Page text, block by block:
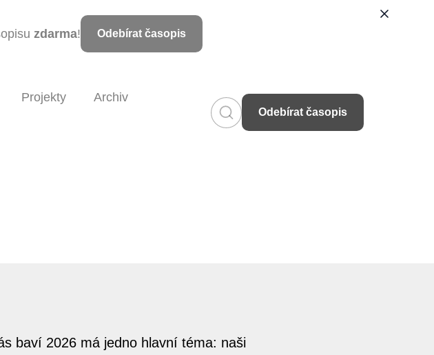
zdarma! Odebírat časopis
Projekty Archiv
Odebírat časopis
baví 2026 má jedno hlavní téma: naši